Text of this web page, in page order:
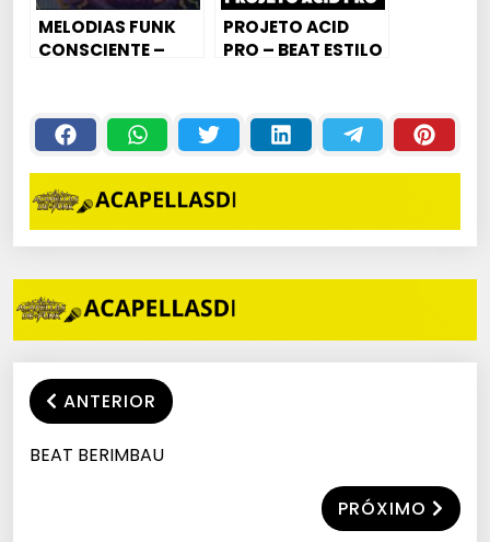
MELODIAS FUNK
CONSCIENTE –
PROJETO ACID
PRO – BEAT ESTILO
ANTERIOR
BEAT BERIMBAU
PRÓXIMO